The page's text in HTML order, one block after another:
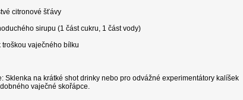
citronové šťávy
sirupu (1 část cukru, 1 část vody)
troškou vaječného bílku
Sklenka na krátké shot drinky nebo pro odvážné experimentátory kalíšek
vaječné skořápce.